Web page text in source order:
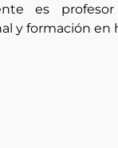
es
y formación en